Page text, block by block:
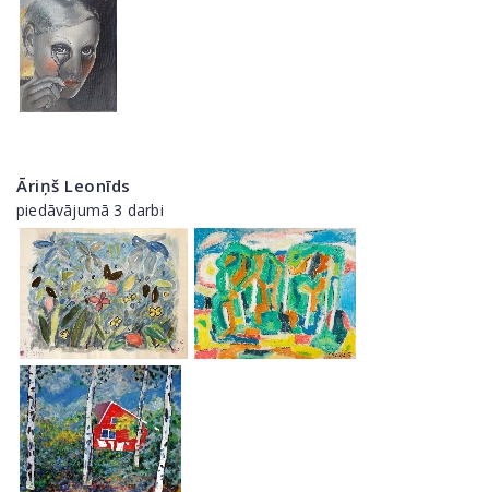
Āriņš Leonīds
piedāvājumā 3 darbi